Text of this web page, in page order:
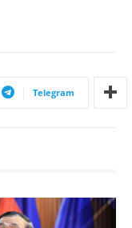
Telegram